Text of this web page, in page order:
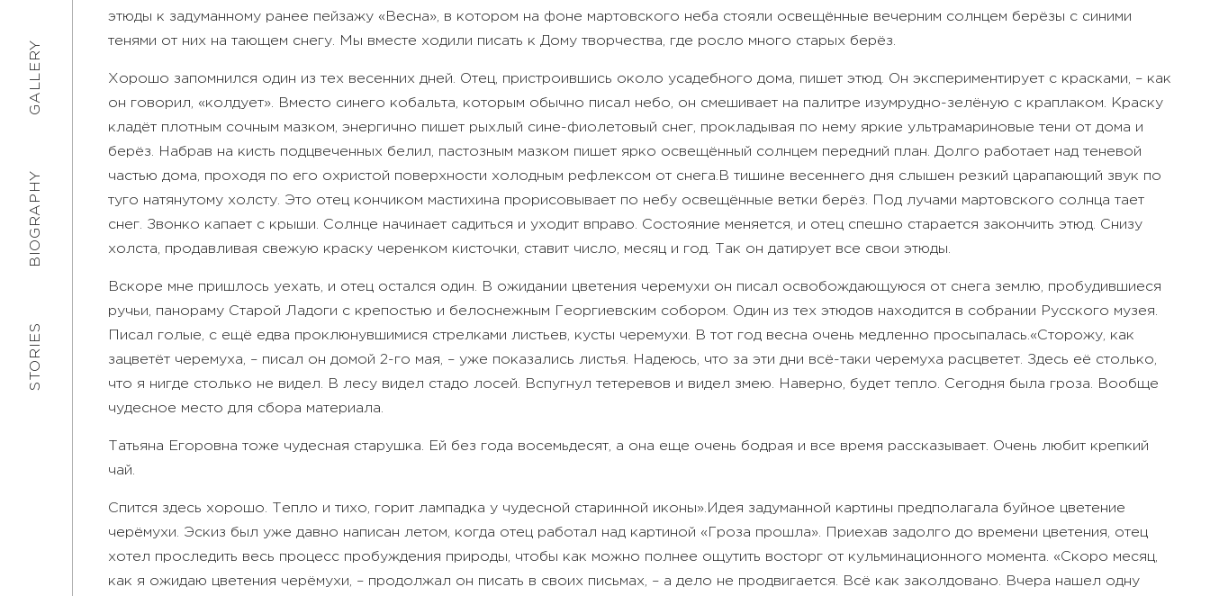
STORIES
BIOGRAPHY
GALLERY
этюды к задуманному ранее пейзажу «Весна», в котором на фоне мартовского неба стояли освещённые вечерним солнцем берёзы с синими
тенями от них на тающем снегу. Мы вместе ходили писать к Дому творчества, где росло много старых берёз.
Хорошо запомнился один из тех весенних дней. Отец, пристроившись около усадебного дома, пишет этюд. Он экспериментирует с красками, – как
он говорил, «колдует». Вместо синего кобальта, которым обычно писал небо, он смешивает на палитре изумрудно-зелёную с краплаком. Краску
кладёт плотным сочным мазком, энергично пишет рыхлый сине-фиолетовый снег, прокладывая по нему яркие ультрамариновые тени от дома и
берёз. Набрав на кисть подцвеченных белил, пастозным мазком пишет ярко освещённый солнцем передний план. Долго работает над теневой
частью дома, проходя по его охристой поверхности холодным рефлексом от снега. В тишине весеннего дня слышен резкий царапающий звук по
туго натянутому холсту. Это отец кончиком мастихина прорисовывает по небу освещённые ветки берёз. Под лучами мартовского солнца тает
снег. Звонко капает с крыши. Солнце начинает садиться и уходит вправо. Состояние меняется, и отец спешно старается закончить этюд. Снизу
холста, продавливая свежую краску черенком кисточки, ставит число, месяц и год. Так он датирует все свои этюды.
Вскоре мне пришлось уехать, и отец остался один. В ожидании цветения черемухи он писал освобождающуюся от снега землю, пробудившиеся
ручьи, панораму Старой Ладоги с крепостью и белоснежным Георгиевским собором. Один из тех этюдов находится в собрании Русского музея.
Писал голые, с ещё едва проклюнувшимися стрелками листьев, кусты черемухи. В тот год весна очень медленно просыпалась.«Сторожу, как
зацветёт черемуха, – писал он домой 2-го мая, – уже показались листья. Надеюсь, что за эти дни всё-таки черемуха расцветет. Здесь её столько,
что я нигде столько не видел. В лесу видел стадо лосей. Вспугнул тетеревов и видел змею. Наверно, будет тепло. Сегодня была гроза. Вообще
чудесное место для сбора материала.
Татьяна Егоровна тоже чудесная старушка. Ей без года восемьдесят, а она еще очень бодрая и все время рассказывает. Очень любит крепкий
чай.
Спится здесь хорошо. Тепло и тихо, горит лампадка у чудесной старинной иконы». Идея задуманной картины предполагала буйное цветение
черёмухи. Эскиз был уже давно написан летом, когда отец работал над картиной «Гроза прошла». Приехав задолго до времени цветения, отец
хотел проследить весь процесс пробуждения природы, чтобы как можно полнее ощутить восторг от кульминационного момента. «Скоро месяц,
как я ожидаю цветения черёмухи, – продолжал он писать в своих письмах, – а дело не продвигается. Всё как заколдовано. Вчера нашел одну